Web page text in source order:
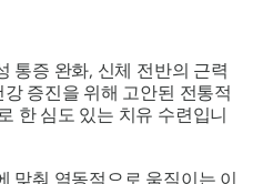
통증 완화, 신체 전반의 근력
강 증진을 위해 고안된 전통적
한 심도 있는 치유 수련입니
맞춰 역동적으로 움직이는 이